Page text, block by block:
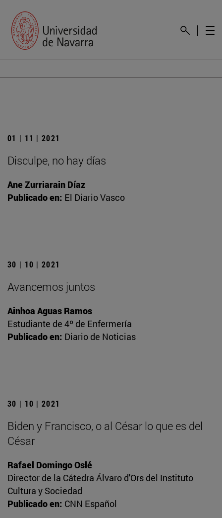
01 | 11 | 2021
Disculpe, no hay días
Ane Zurriarain Díaz
Publicado en: El Diario Vasco
30 | 10 | 2021
Avancemos juntos
Ainhoa Aguas Ramos
Estudiante de 4º de Enfermería
Publicado en: Diario de Noticias
30 | 10 | 2021
Biden y Francisco, o al César lo que es del
César
Rafael Domingo Oslé
Director de la Cátedra Álvaro d'Ors del Instituto
Cultura y Sociedad
Publicado en: CNN Español